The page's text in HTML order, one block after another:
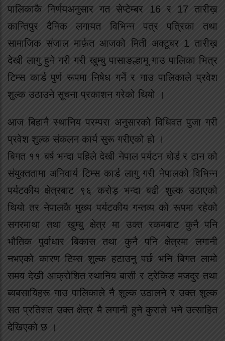
पालिकाकै निर्णयअनुसार गत सेप्टेम्बर 16 र 17 तारीख़
कान्तिपुर दैनिक लगायत विभिन्न पत्र पत्रिका तथा
सामाजिक संजाल मार्फ़त आजको मिती अक्टूबर 1 तारीख़
देखी लागु हुने गरी गरी खुम्बु पासाङल्हामू गाउ पालिका भित्र
टिम्स कार्ड पुर्ण रूपमा निषेध गर्ने र गाउ पालिकाले प्रवेश
शुल्क उठाउने सूचना प्रकाशन गरेको थियो ।
आज बिहानै स्थानिय परम्परा अनुसारको विधिवत पुजा गरी
प्रवेश शुल्क संकलन कार्य सुरू गरीएको हो ।
बिगत ११ बर्ष भन्दा पहिले देखी नेपाल पर्यटन बोर्ड र टान को
संयुक्ततामा अनिवार्य टिम्स कार्ड लागु गरी नेपालको विभिन्न
पर्यटकीय क्षेत्रबाट ९६ करोड़ भन्दा बढी शुल्क उठाएको
थियो तर नेपालकै मुख्य पर्यटकीय गन्तव्य को रूपमा रहेको
सगरमाथा तथा खुम्बु क्षेत्र मा उक्त रकमबाट कुनै पनि
भौतिक पुर्वाधार बिकास तथा कुनै पनि क्षेत्रमा लगानी
नभएको कारण टिम्स शुल्क हटाउनु पर्छ भनि बिगत लामो
समय देखी आक्रोशित स्थानिय बासी र ट्रेकिङ मजदुर तथा
ब्यबसायिहरू गाउ पालिकाले नै शुल्क उठालने र उक्त शुल्क
सत प्रतिशत उक्त क्षेत्र मै लगानी हुने कुराले भने उत्साहित
देखिएको छ ।